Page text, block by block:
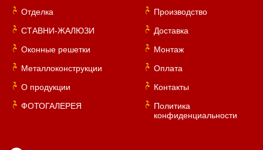
Отделка
СТАВНИ-ЖАЛЮЗИ
Оконные решетки
Металлоконструкции
О продукции
ФОТОГАЛЕРЕЯ
Производство
Доставка
Монтаж
Оплата
Контакты
Политика
конфиденциальности